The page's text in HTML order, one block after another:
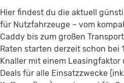
Hier findest du die aktuell
für Nutzfahrzeuge – vom
Caddy bis zum großen
Raten starten derzeit schon bei
Knaller mit einem
Deals für alle Einsatzzwecke